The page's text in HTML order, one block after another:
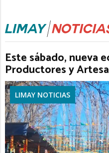
Este sábado, nueva
Productores y
LIMAY NOTICIAS